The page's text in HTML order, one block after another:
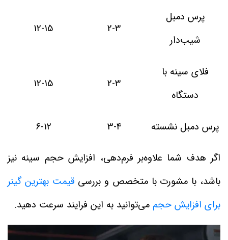
پرس دمبل
شیب‌دار
2-3
12-15
فلای سینه با
دستگاه
2-3
12-15
پرس دمبل نشسته 3-4
6-12
اگر هدف شما علاوه‌بر فرم‌دهی، افزایش حجم سینه نیز
باشد، با مشورت با متخصص و بررسی قیمت بهترین گینر
برای افزایش حجم می‌توانید به این فرایند سرعت دهید.